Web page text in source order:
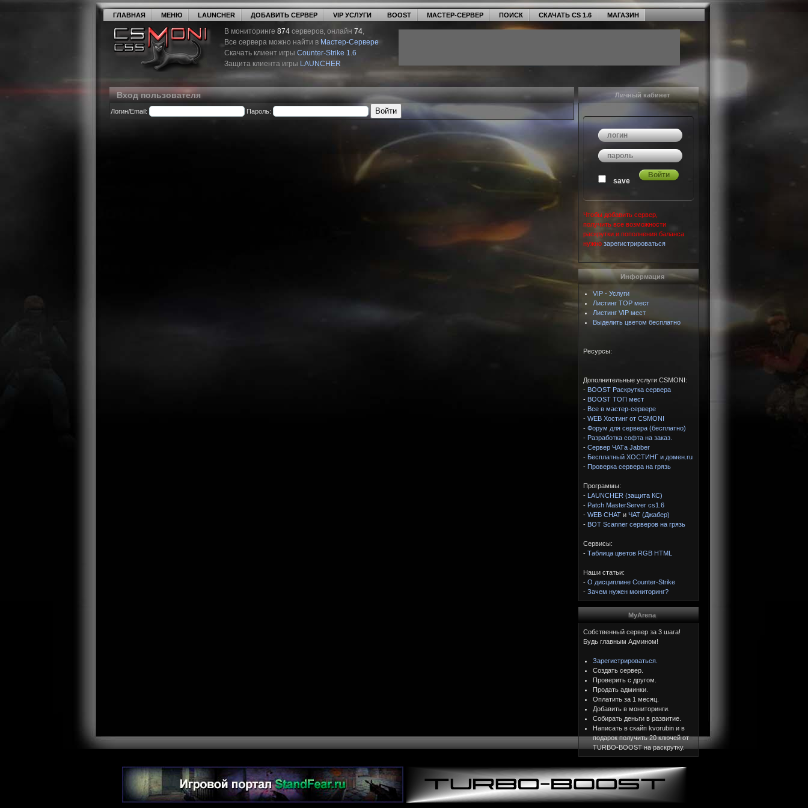
ГЛАВНАЯ МЕНЮ LAUNCHER ДОБАВИТЬ СЕРВЕР VIP УСЛУГИ BOOST МАСТЕР-СЕРВЕР ПОИСК СКАЧАТЬ CS 1.6 МАГАЗИН
В мониторинге 874 серверов, онлайн 74,
Все сервера можно найти в Мастер-Сервере
Скачать клиент игры Counter-Strike 1.6
Защита клиента игры LAUNCHER
Вход пользователя
Логин/Email: Пароль:
Личный кабинет
save
Чтобы добавить сервер,
получить все возможности
раскрутки и пополнения баланса
нужно зарегистрироваться
Информация
VIP - Услуги
Листинг TOP мест
Листинг VIP мест
Выделить цветом бесплатно
Ресурсы:
Дополнительные услуги CSMONI:
- BOOST Раскрутка сервера
- BOOST ТОП мест
- Все в мастер-сервере
- WEB Хостинг от CSMONI
- Форум для сервера (бесплатно)
- Разработка софта на заказ.
- Сервер ЧАТа Jabber
- Бесплатный ХОСТИНГ и домен.ru
- Проверка сервера на грязь
Программы:
- LAUNCHER (защита КС)
- Patch MasterServer cs1.6
- WEB CHAT и ЧАТ (Джабер)
- BOT Scanner серверов на грязь
Сервисы:
- Таблица цветов RGB HTML
Наши статьи:
- О дисциплине Counter-Strike
- Зачем нужен мониторинг?
MyArena
Собственный сервер за 3 шага!
Будь главным Админом!
Зарегистрироваться.
Создать сервер.
Проверить с другом.
Продать админки.
Оплатить за 1 месяц.
Добавить в мониторинги.
Собирать деньги в развитие.
Написать в скайп kvorubin и в
подарок получить 20 ключей от
TURBO-BOOST на раскрутку.